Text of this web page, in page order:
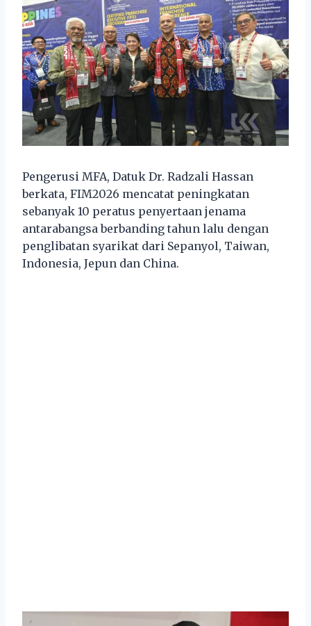
Pengerusi MFA, Datuk Dr. Radzali Hassan
berkata, FIM2026 mencatat peningkatan
sebanyak 10 peratus penyertaan jenama
antarabangsa berbanding tahun lalu dengan
penglibatan syarikat dari Sepanyol, Taiwan,
Indonesia, Jepun dan China.